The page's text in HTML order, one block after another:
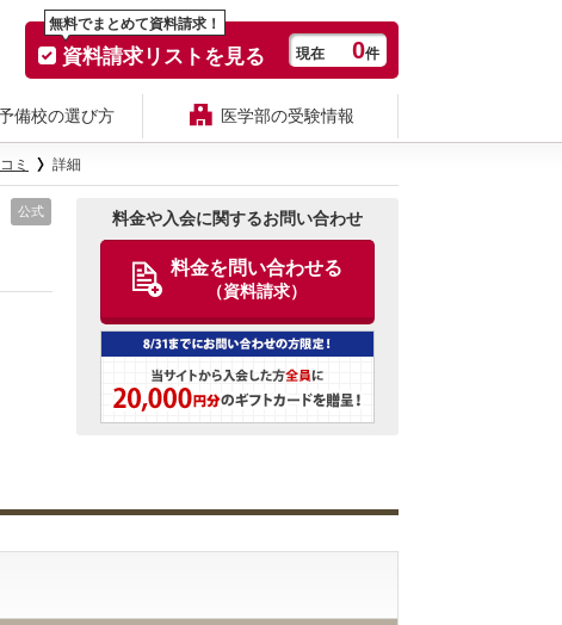
無料でまとめて資料請求！
資料請求リストを見る 現在 0件
備校の選び方 医学部の受験情報
ミ 詳細
公式 料金や入会に関するお問い合わせ
料金を問い合わせる
（資料請求）